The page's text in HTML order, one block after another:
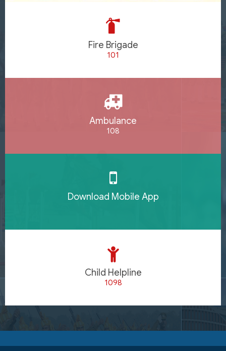
Fire Brigade
101
Ambulance
108
Download Mobile App
Child Helpline
1098